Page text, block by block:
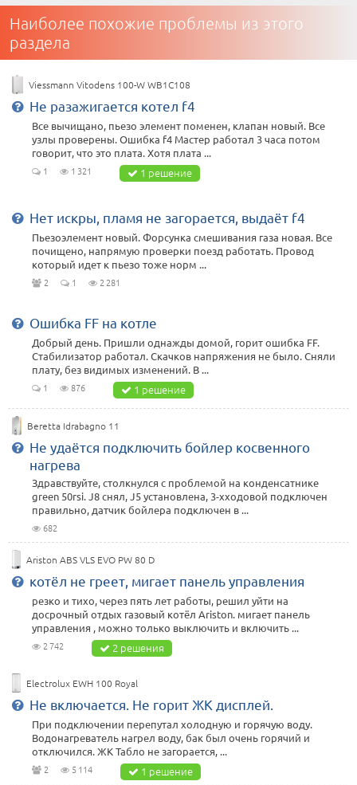
Наиболее похожие проблемы из этого
раздела
Viessmann Vitodens 100-W WB1C108
Не разажигается котел f4
Все вычищано, пьезо элемент поменен, клапан новый. Все
узлы проверены. Ошибка f4 Мастер работал 3 часа потом
говорит, что это плата. Хотя плата ...
1 1 321 1 решение
Нет искры, пламя не загорается, выдаёт f4
Пьезоэлемент новый. Форсунка смешивания газа новая. Все
почищено, напрямую проверки поезд работать. Провод
который идет к пьезо тоже норм ...
2 1 2 281
Ошибка FF на котле
Добрый день. Пришли однажды домой, горит ошибка FF.
Стабилизатор работал. Скачков напряжения не было. Сняли
плату, без видимых изменений. В ...
1 876 1 решение
Beretta Idrabagno 11
Не удаётся подключить бойлер косвенного
нагрева
Здравствуйте, столкнулся с проблемой на конденсатнике
green 50rsi. J8 снял, J5 установлена, 3-хходовой подключен
правильно, датчик бойлера подключен в ...
682
Ariston ABS VLS EVO PW 80 D
котёл не греет, мигает панель управления
резко и тихо, через пять лет работы, решил уйти на
досрочный отдых газовый котёл Аriston. мигает панель
управления , можно только выключить и включить ...
2 742 2 решения
Electrolux EWH 100 Royal
Не включается. Не горит ЖК дисплей.
При подключении перепутал холодную и горячую воду.
Водонагреватель нагрел воду, бак был очень горячий и
отключился. ЖК Табло не загорается, ...
2 5 114 1 решение